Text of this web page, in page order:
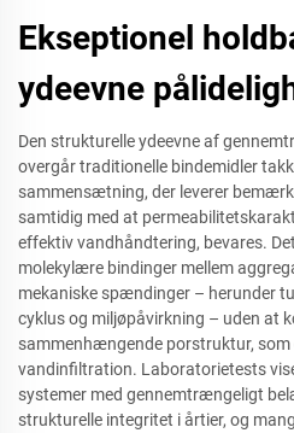
Ekseptionel
ydeevne
Den strukturelle ydeevne af
overgår traditionelle bindemidler
sammensætning, der leverer
samtidig med at
effektiv vandhåndtering, bevares.
molekylære bindinger mellem
mekaniske spændinger – herunder
cyklus og miljøpåvirkning – uden at
sammenhængende porstruktur, som
vandinfiltration. Laboratorietests
systemer med gennemtrængeligt
strukturelle integritet i årtier, og